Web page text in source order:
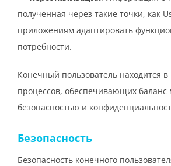
полученная через такие точки, как
приложениям адаптировать
потребности.
Конечный пользователь находится в
процессов, обеспечивающих баланс
безопасностью и
Безопасность
Безопасность конечного